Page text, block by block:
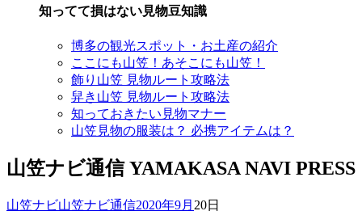
知ってて損はない見物豆知識
博多の観光スポット・お土産の紹介
ここにも山笠！あそこにも山笠！
飾り山笠 見物ルート攻略法
舁き山笠 見物ルート攻略法
知っておきたい見物マナー
山笠見物の服装は？ 必携アイテムは？
山笠ナビ通信YAMAKASA NAVI PRESS
山笠ナビ山笠ナビ通信2020年9月 20日